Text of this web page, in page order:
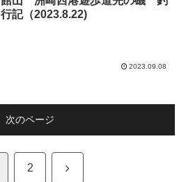
行記（2023.8.22)
2023.09.08
次のページ
2 次